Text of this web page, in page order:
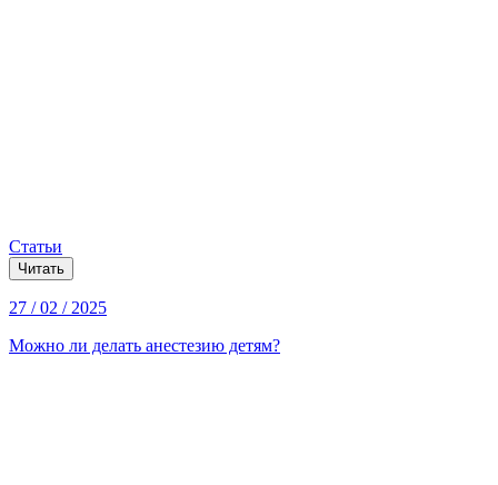
Статьи
Читать
27 / 02 / 2025
Можно ли делать анестезию детям?